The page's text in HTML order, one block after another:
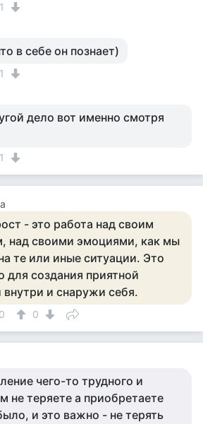
1
в себе он познает)
1
дело вот именно смотря
1
- это работа над своим
над своими эмоциями, как мы
те или иные ситуации. Это
для создания приятной
внутри и снаружи себя.
0 0
чего-то трудного и
не теряете а приобретаете
и это важно - не терять